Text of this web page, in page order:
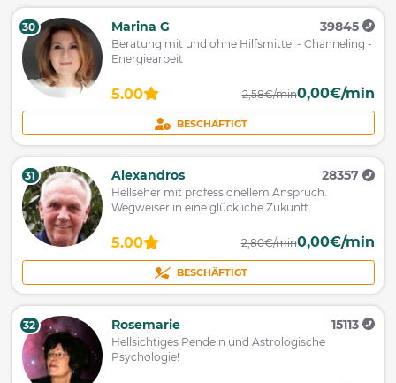
30 Marina G 39845
Beratung mit und ohne Hilfsmittel - Channeling -
Energiearbeit
5.00 2,58€/min0,00€/min
BESCHÄFTIGT
31 Alexandros 28357
Hellseher mit professionellem Anspruch.
Wegweiser in eine glückliche Zukunft.
5.00 2,80€/min0,00€/min
BESCHÄFTIGT
32 Rosemarie 15113
Hellsichtiges Pendeln und Astrologische
Psychologie!